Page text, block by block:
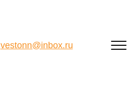
vestonn@inbox.ru